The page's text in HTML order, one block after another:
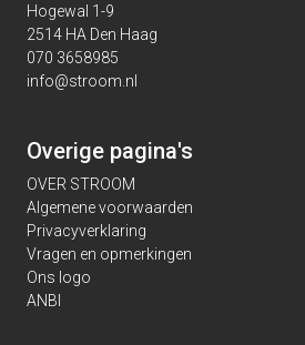
Hogewal 1-9
2514 HA Den Haag
070 3658985
info@stroom.nl
Overige pagina's
OVER STROOM
Algemene voorwaarden
Privacyverklaring
Vragen en opmerkingen
Ons logo
ANBI